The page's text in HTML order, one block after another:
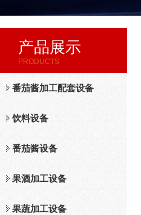
产品展示
PRODUCTS
番茄酱加工配套设备
饮料设备
番茄酱设备
果酒加工设备
果蔬加工设备